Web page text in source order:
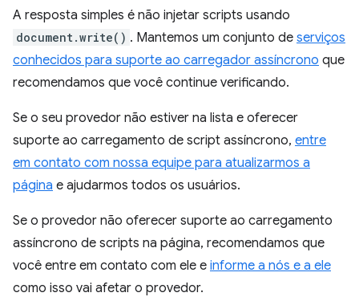
A resposta simples é não injetar scripts usando
document.write() . Mantemos um conjunto de serviços
conhecidos para suporte ao carregador assíncrono que
recomendamos que você continue verificando.
Se o seu provedor não estiver na lista e oferecer
suporte ao carregamento de script assíncrono, entre
em contato com nossa equipe para atualizarmos a
página e ajudarmos todos os usuários.
Se o provedor não oferecer suporte ao carregamento
assíncrono de scripts na página, recomendamos que
você entre em contato com ele e informe a nós e a ele
como isso vai afetar o provedor.